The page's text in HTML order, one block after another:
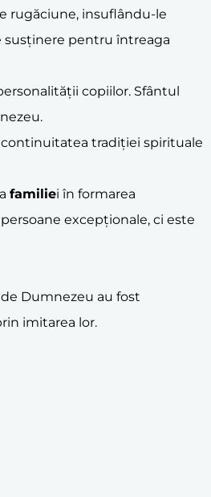
rugăciune, insuflându-le
susținere pentru întreaga
copiilor. Sfântul
tradiției spirituale
familiei în formarea
excepționale, ci este
Dumnezeu au fost
imitarea lor.